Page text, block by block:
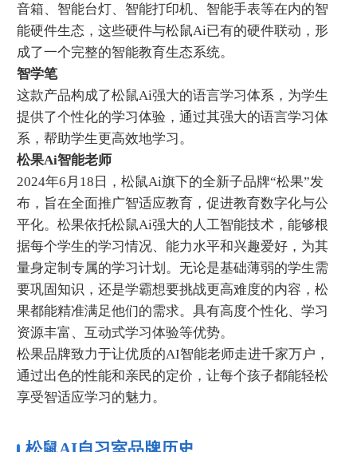
音箱、‌智能台灯、‌智能打印机、‌智能手表等在内的智
能硬件生态，‌这些硬件与松鼠Ai已有的硬件联动，‌形
成了一个完整的智能教育生态系统。
智学笔
这款产品构成了松鼠Ai强大的语言学习体系，‌为学生
提供了个性化的学习体验，‌通过其强大的语言学习体
系，‌帮助学生更高效地学习。‌
松果Ai智能老师
2024年6月18日，松鼠Ai旗下的全新子品牌“松果”发
布，旨在全面推广智适应教育，促进教育数字化与公
平化。松果依托松鼠Ai强大的人工智能技术，能够根
据每个学生的学习情况、能力水平和兴趣爱好，为其
量身定制专属的学习计划。无论是基础薄弱的学生需
要巩固知识，还是学霸想要挑战更高难度的内容，松
果都能精准满足他们的需求。具有高度个性化、学习
资源丰富、互动式学习体验等优势。
松果品牌致力于让优质的AI智能老师走进千家万户，
通过出色的性能和亲民的定价，让每个孩子都能轻松
享受智适应学习的魅力。